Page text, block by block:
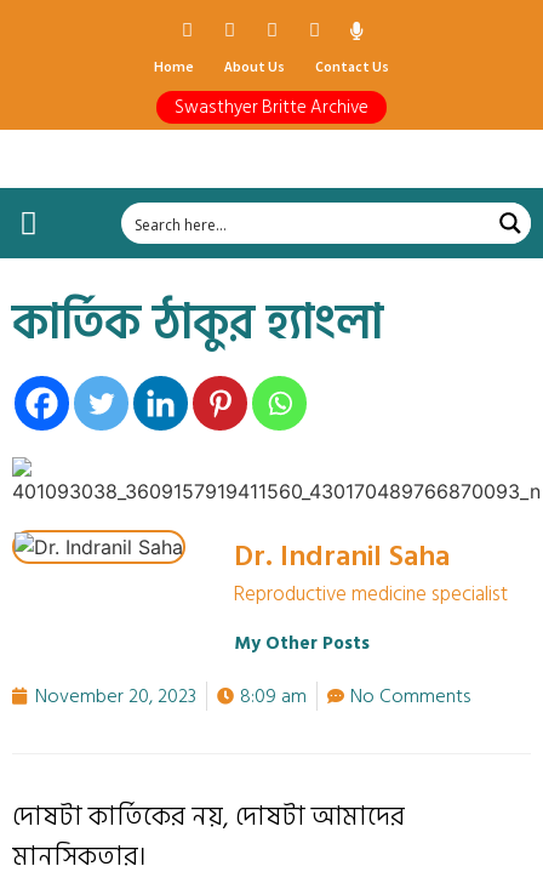
Home About Us Contact Us
Swasthyer Britte Archive
কার্তিক ঠাকুর হ্যাংলা
Dr. Indranil Saha
Reproductive medicine specialist
My Other Posts
November 20, 2023 8:09 am No Comments
দোষটা কার্তিকের নয়, দোষটা আমাদের
মানসিকতার।